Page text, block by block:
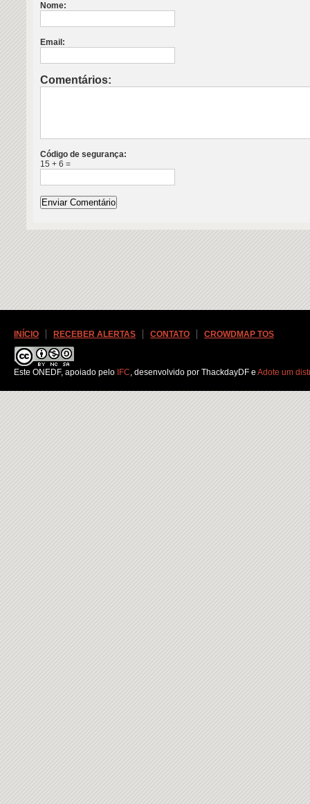
Nome:
Email:
Comentários:
Código de segurança:
15 + 6 =
INÍCIO RECEBER ALERTAS CONTATO CROWDMAP TOS
Este ONEDF, apoiado pelo IFC, desenvolvido por ThackdayDF e Adote um